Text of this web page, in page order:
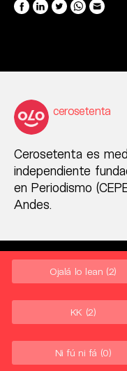
cerosetenta
Cerosetenta es
independiente
en Periodismo
Andes.
Ojalá lo lean (2)
KK (2)
Ni fú ni fá (0)